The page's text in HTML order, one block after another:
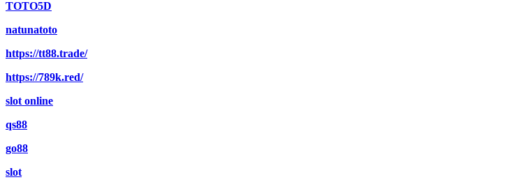
TOTO5D
natunatoto
https://tt88.trade/
https://789k.red/
slot online
qs88
go88
slot